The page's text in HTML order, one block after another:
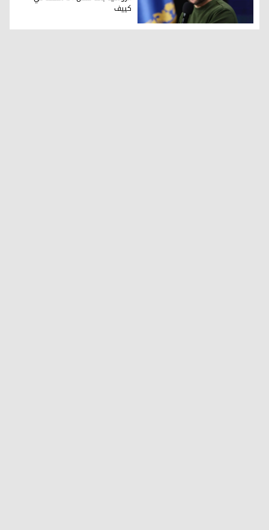
الرئيس الأوكراني فولوديمير زيلينسكي
كييف